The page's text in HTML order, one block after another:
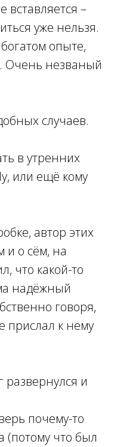
вставляется –
уже нельзя.
опыте,
Очень незваный
случаев.
в утренних
или ещё кому
автор этих
и о сём, на
что какой-то
надёжный
говоря,
прислал к нему
и
почему-то
(потому что был